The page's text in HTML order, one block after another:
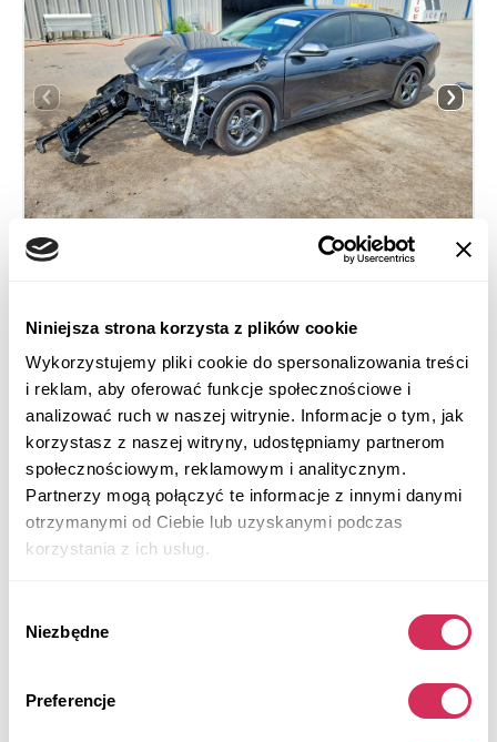
Niniejsza strona korzysta z plików cookie
Wykorzystujemy pliki cookie do spersonalizowania treści
i reklam, aby oferować funkcje społecznościowe i
analizować ruch w naszej witrynie. Informacje o tym, jak
korzystasz z naszej witryny, udostępniamy partnerom
społecznościowym, reklamowym i analitycznym.
Partnerzy mogą połączyć te informacje z innymi danymi
otrzymanymi od Ciebie lub uzyskanymi podczas
korzystania z ich usług.
zgody
Niezbędne
Preferencje
Na przednie koła
Benzyna
9 884 mile
2,000 cm³
Automatic
2025
Front end
Aukcja za4dni
Aktualna stawka: